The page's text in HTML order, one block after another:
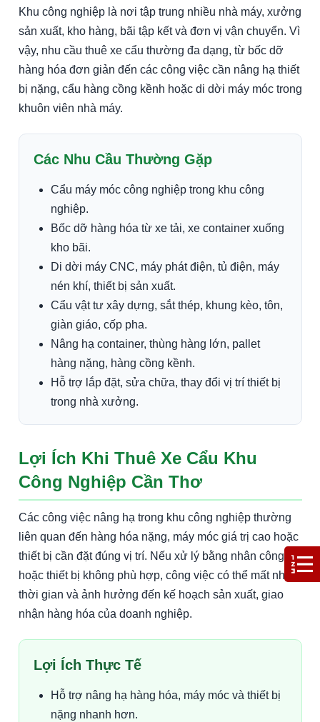
Khu công nghiệp là nơi tập trung nhiều nhà máy, xưởng
sản xuất, kho hàng, bãi tập kết và đơn vị vận chuyển. Vì
vậy, nhu cầu thuê xe cẩu thường đa dạng, từ bốc dỡ
hàng hóa đơn giản đến các công việc cần nâng hạ thiết
bị nặng, cẩu hàng cồng kềnh hoặc di dời máy móc trong
khuôn viên nhà máy.
Các Nhu Cầu Thường Gặp
Cẩu máy móc công nghiệp trong khu công
nghiệp.
Bốc dỡ hàng hóa từ xe tải, xe container xuống
kho bãi.
Di dời máy CNC, máy phát điện, tủ điện, máy
nén khí, thiết bị sản xuất.
Cẩu vật tư xây dựng, sắt thép, khung kèo, tôn,
giàn giáo, cốp pha.
Nâng hạ container, thùng hàng lớn, pallet
hàng nặng, hàng cồng kềnh.
Hỗ trợ lắp đặt, sửa chữa, thay đổi vị trí thiết bị
trong nhà xưởng.
Lợi Ích Khi Thuê Xe Cẩu Khu
Công Nghiệp Cần Thơ
Các công việc nâng hạ trong khu công nghiệp thường
liên quan đến hàng hóa nặng, máy móc giá trị cao hoặc
thiết bị cần đặt đúng vị trí. Nếu xử lý bằng nhân công
hoặc thiết bị không phù hợp, công việc có thể mất nhiều
thời gian và ảnh hưởng đến kế hoạch sản xuất, giao
nhận hàng hóa của doanh nghiệp.
Lợi Ích Thực Tế
Hỗ trợ nâng hạ hàng hóa, máy móc và thiết bị
nặng nhanh hơn.